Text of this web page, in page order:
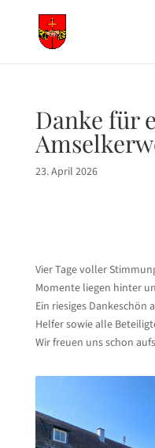
Danke für
23. April 2026
Vier Tage voller
Momente liegen hinter
Ein riesiges Dankeschön
Helfer sowie alle
Wir freuen uns schon